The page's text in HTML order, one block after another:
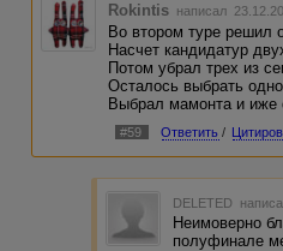
Rokintis написал
Во втором туре решил
Насчет кандидатур
Потом убрал трех из
Осталось выбрать
Выбрал мамонта и иже
#59 Ответить /
DELETED
Неимоверно
полуфинале